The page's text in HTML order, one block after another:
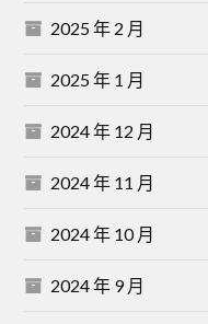
2025 年 2 月
2025 年 1 月
2024 年 12 月
2024 年 11 月
2024 年 10 月
2024 年 9 月